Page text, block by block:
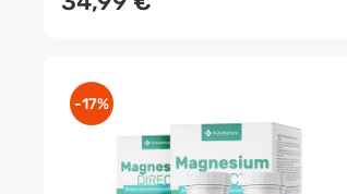
-17%